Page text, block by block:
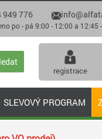
SLEVOVÝ PROGRAM
registrace
949 776
pá 9:00 - 12:00 a 12:45 -